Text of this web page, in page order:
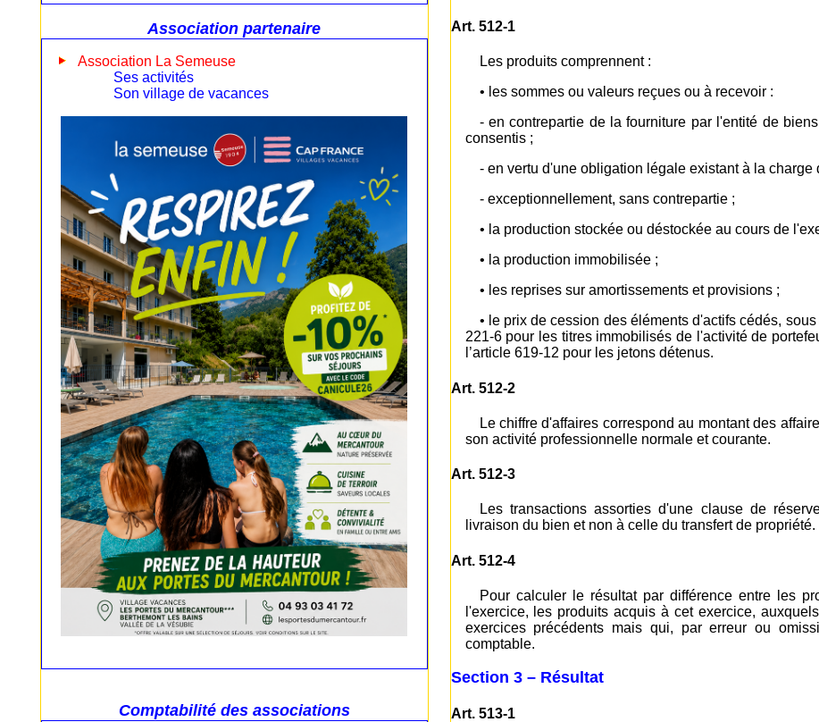
Art. 512-1
Les produits comprennent :
• les sommes ou valeurs reçues ou à recevoir :
- en contrepartie de la fourniture par l'entité de
consentis ;
- en vertu d'une obligation légale existant à la charge
- exceptionnellement, sans contrepartie ;
• la production stockée ou déstockée au cours de
• la production immobilisée ;
• les reprises sur amortissements et provisions ;
• le prix de cession des éléments d'actifs cédés,
221-6 pour les titres immobilisés de l'activité de
l’article 619-12 pour les jetons détenus.
Art. 512-2
Le chiffre d'affaires correspond au montant des
son activité professionnelle normale et courante.
Art. 512-3
Les transactions assorties d'une clause de
livraison du bien et non à celle du transfert de propriété.
Art. 512-4
Pour calculer le résultat par différence entre les
l'exercice, les produits acquis à cet exercice,
exercices précédents mais qui, par erreur ou
comptable.
Section 3 – Résultat
Art. 513-1
Association partenaire
Association La Semeuse
Ses activités
Son village de vacances
Comptabilité des associations